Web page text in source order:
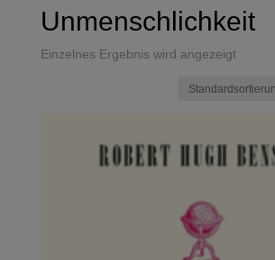
Unmenschlichkeit
Einzelnes Ergebnis wird angezeigt